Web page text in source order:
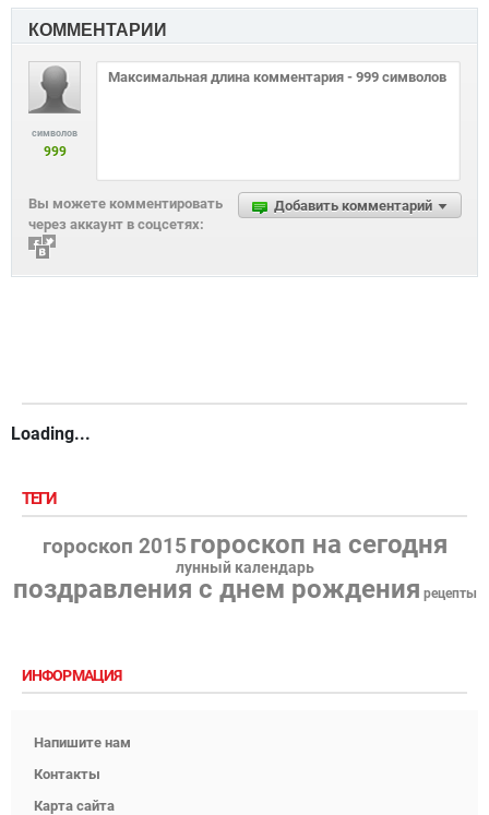
КОММЕНТАРИИ
символов
999
Добавить комментарий
Вы можете комментировать
через аккаунт в соцсетях:
Loading...
ТЕГИ
гороскоп 2015 гороскоп на сегодня
лунный календарь
поздравления с днем рождения рецепты
ИНФОРМАЦИЯ
Напишите нам
Контакты
Карта сайта